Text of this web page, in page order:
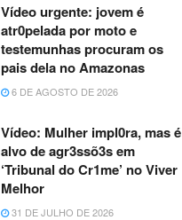
Vídeo urgente: jovem é
atr0pelada por moto e
testemunhas procuram os
pais dela no Amazonas
6 DE AGOSTO DE 2026
Vídeo: Mulher impl0ra, mas é
alvo de agr3ssõ3s em
‘Tribunal do Cr1me’ no Viver
Melhor
31 DE JULHO DE 2026